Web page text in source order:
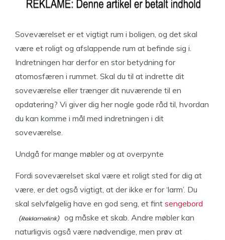
Soveværelset er et vigtigt rum i boligen, og det skal
være et roligt og afslappende rum at befinde sig i.
Indretningen har derfor en stor betydning for
atomosfæren i rummet. Skal du til at indrette dit
soveværelse eller trænger dit nuværende til en
opdatering? Vi giver dig her nogle gode råd til, hvordan
du kan komme i mål med indretningen i dit
soveværelse.
Undgå for mange møbler og at overpynte
Fordi soveværelset skal være et roligt sted for dig at
være, er det også vigtigt, at der ikke er for ‘larm’. Du
skal selvfølgelig have en god seng, et fint sengebord
og måske et skab. Andre møbler kan
naturligvis også være nødvendige, men prøv at